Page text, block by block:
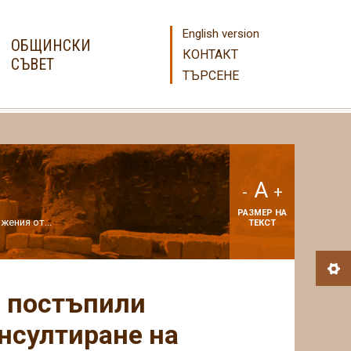
ОБЩИНСКИ
СЪВЕТ
English version
КОНТАКТ
ТЪРСЕНЕ
от...
- A +
РАЗМЕР НА
ТЕКСТ
постъпили
на